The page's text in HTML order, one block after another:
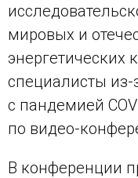
мировых и
энергетических
специалисты из-
с пандемией
по видео-
В конференции